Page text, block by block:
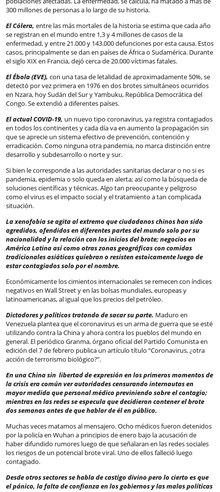
300 millones de personas a lo largo de su historia.
El Cólera, entre las más mortales de la historia se estima que cada año
se registran en el mundo entre 1,3 y 4 millones de casos de la
enfermedad, y entre 21.000 y 143.000 defunciones por esta causa. Estos
casos, principalmente se dan en países de África o Sudamérica. Durante
el siglo XIX en Francia, dejó cerca de 20.000 víctimas fatales.
El Ébola (EVE), con una tasa de letalidad de aproximadamente 50%, se
detectó por vez primera en 1976 en dos brotes simultáneos ocurridos
en Nzara, hoy Sudán del Sur y Yambuku, República Democrática del
Congo. Se extendió a diferentes países.
El actual COVID-19, un nuevo tipo coronavirus, ya registra contagiados
en todos los continentes y cada día va en aumento la propagación sin
que se aprecie un sistema efectivo de prevención, contención y
erradicación. Como ninguna otra pandemia, no marca distinción entre
desarrollo y subdesarrollo o norte y sur.
Si bien le corresponde a las autoridades sanitarias declarar o no si es
pandemia, epidemia o solo queda en alerta; así como la búsqueda de
soluciones científicas y técnicas. Algo tan preocupante y peligroso
como el virus es el impacto social y el tratamiento a tan complicada
situación.
La xenofobia se agita al extremo que ciudadanos chinos han sido
agredidos, ofendidos en diferentes partes del mundo solo por su
nacionalidad y la relación con los inicios del brote; negocios en
América Latina así como otras zonas geográficas con comidas
tradicionales asiáticas quiebran o resisten estoicamente luego de
estar contagiados solo por el nombre.
Económicamente los cimientos internacionales se remecen con índices
negativos en Wall Street y en las bolsas mundiales, europeas y
latinoamericanas, al igual que los precios del petróleo.
Dictadores y políticos tratando de sacar su parte. Maduro en
Venezuela plantea que el coronavirus es un arma de guerra que se esté
utilizando contra la China y ahora contra los pueblos del mundo en
general. El periódico Granma, órgano oficial del Partido Comunista en
edición del 7 de febrero publica un artículo título “Coronavirus, ¿otra
acción de terrorismo biológico?”.
En una China sin libertad de expresión en los primeros momentos de
la crisis era común ver autoridades censurando internautas en
mayor medida que personal médico previniendo sobre el contagio;
mientras en las redes se especula que decidieron contener el brote
dos semanas antes de que hablar de él en público.
Muchas veces matamos al mensajero. Ocho médicos fueron detenidos
por la policía en Wuhan a principios de enero bajo la acusación de
haber difundido rumores luego de que señalaran en las redes sociales
los riesgos de un potencial brote viral. Uno de ellos falleció luego
contagiado.
Desde otros sectores se habla de castigo divino pero lo cierto es que
el pánico, la falta de confianza en los gobiernos y las malas políticas